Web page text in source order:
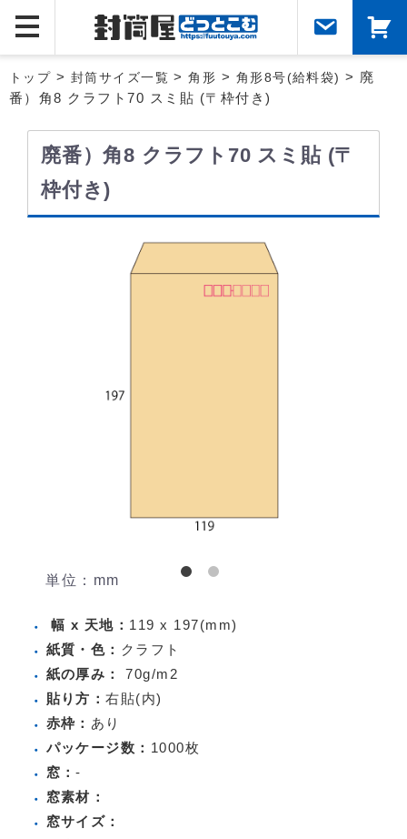
トップ > 封筒サイズ一覧 >角形 > 角形8号(給料袋) > 廃
番）角8 クラフト70 スミ貼 (〒枠付き)
廃番）角8 クラフト70 スミ貼 (〒
枠付き)
単位：mm
幅 x 天地： 119 x 197(mm)
紙質・色：
クラフト
紙の厚み：
70g/m2
貼り方：右貼(内)
赤枠： あり
パッケージ数： 1000枚
窓：-
窓素材：
窓サイズ：